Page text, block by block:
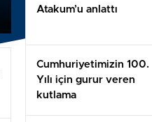
Atakum’u anlattı
Cumhuriyetimizin 100.
Yılı için gurur veren
kutlama